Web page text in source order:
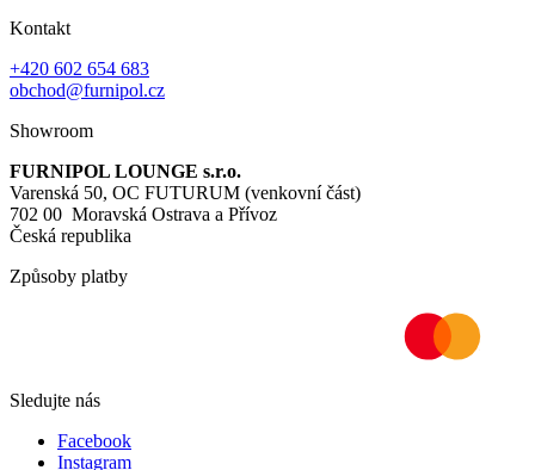
Kontakt
+420 602 654 683
obchod@furnipol.cz
Showroom
FURNIPOL LOUNGE s.r.o.
Varenská 50, OC FUTURUM (venkovní část)
702 00 Moravská Ostrava a Přívoz
Česká republika
Způsoby platby
Sledujte nás
Facebook
Instagram